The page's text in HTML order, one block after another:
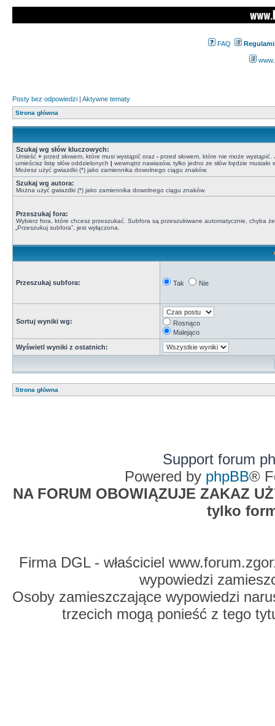
FAQ
Posty bez odpowiedzi | Aktywne tematy
Strona główna
Szukaj wg słów kluczowych:
Umieść + przed słowem, które musi wystąpić oraz - przed słowem, które nie może wystąpić.
umieścisz listę słów oddzielonych | wewnątrz nawiasów, tylko jedno ze słów będzie musiało
Możesz użyć gwiazdki (*) jako zamiennika dowolnego ciągu znaków.
Szukaj wg autora:
Można użyć gwiazdki (*) jako zamiennika dowolnego ciągu znaków.
Przeszukaj fora:
Wybierz fora, które chcesz przeszukać. Subfora są przeszukiwane automatycznie, chyba
„Przeszukuj subfora”, jest wyłączona.
Przeszukaj subfora: Tak Nie
Sortuj wyniki wg:
Rosnąco
Malejąco
Wyświetl wyniki z ostatnich:
Strona główna
Support forum
Powered by phpBB®
NA FORUM OBOWIĄZUJE ZAKAZ
tylko
Firma DGL - właściciel
wypowiedzi
Osoby zamieszczające wypowiedzi
trzecich mogą ponieść z tego